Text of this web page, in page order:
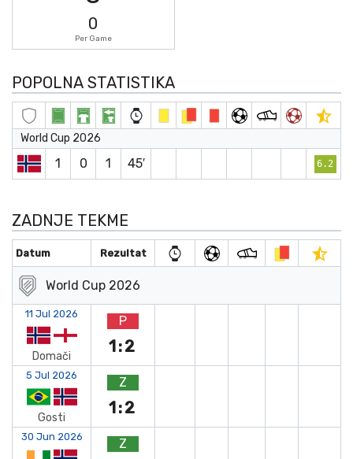
0
Per Game
POPOLNA STATISTIKA
World Cup 2026
1 0 1 45′ 6.2
ZADNJE TEKME
Datum Rezultat
World Cup 2026
11 Jul 2026
Domači
P
1:2
5 Jul 2026
Gosti
Z
1:2
30 Jun 2026 Z